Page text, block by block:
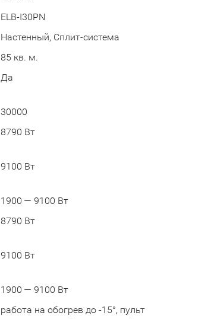
ELB-I30PN
Настенный, Сплит-система
85 кв. м.
Да
30000
8790 Вт
9100 Вт
1900 — 9100 Вт
8790 Вт
9100 Вт
1900 — 9100 Вт
работа на обогрев до -15°, пульт